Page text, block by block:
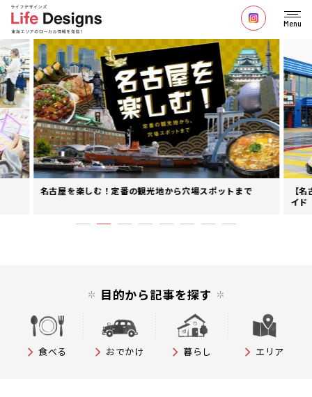
Menu
名古屋を楽しむ！定番の観光地から穴場スポットまで
【
イド
目的から記事を探す
食べる おでかけ 暮らし エリア